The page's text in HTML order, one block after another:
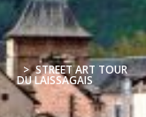
> STREET ART TOUR
DU LAISSAGAIS